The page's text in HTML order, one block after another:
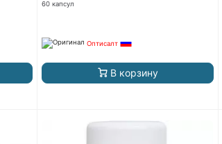
60 капсул
Оптисалт
В корзину